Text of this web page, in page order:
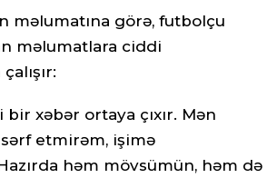
məlumatına görə, futbolçu
məlumatlara ciddi
bir xəbər ortaya çıxır. Mən
etmirəm, işimə
həm mövsümün, həm də